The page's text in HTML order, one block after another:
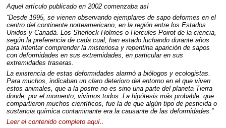
Aquel artículo publicado en 2002 comenzaba así
“Desde 1995, se vienen observando ejemplares de sapo deformes en el
centro del continente norteamericano, en la región entre los Estados
Unidos y Canadá. Los Sherlock Holmes o Hercules Poirot de la ciencia,
según la preferencia de cada cual, han estado luchando durante años
para intentar comprender la misteriosa y repentina aparición de sapos
con deformidades en sus extremidades, en particular en sus
extremidades traseras.
La existencia de estas deformidades alarmó a biólogos y ecologistas.
Para muchos, indicaban un claro deterioro del entorno en el que viven
estos animales, que a la postre no es sino una parte del planeta Tierra
donde, por el momento, vivimos todos. La hipótesis más probable, que
compartieron muchos científicos, fue la de que algún tipo de pesticida o
sustancia química contaminante era la causante de las deformidades.”
Leer el contenido completo aquí..